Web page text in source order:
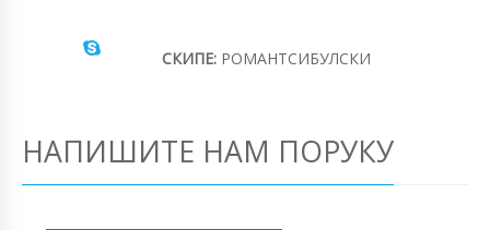
СКИПЕ: РОМАНТСИБУЛСКИ
НАПИШИТЕ НАМ ПОРУКУ